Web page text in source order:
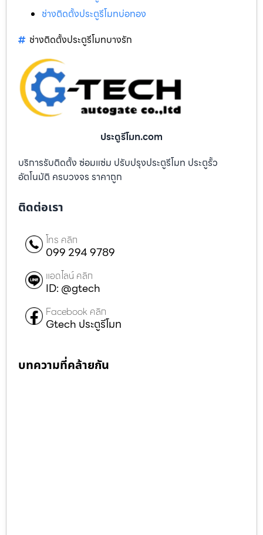
ช่างติดตั้งประตูรีโมทบ่อทอง
ช่างติดตั้งประตูรีโมทบางรัก
ประตูรีโมท.com
บริการรับติดตั้ง ซ่อมแซ่ม ปรับปรุงประตูรีโมท ประตูรั้ว
อัตโนมัติ ครบวงจร ราคาถูก
ติดต่อเรา
โทร คลิก
099 294 9789
แอดไลน์ คลิก
ID: @gtech
Facebook คลิก
Gtech ประตูรีโมท
บทความที่คล้ายกัน